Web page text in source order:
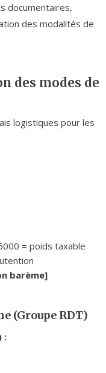
documentaires,
des modalités de
des modes de
logistiques pour les
= poids taxable
barème]
(Groupe RDT)
: